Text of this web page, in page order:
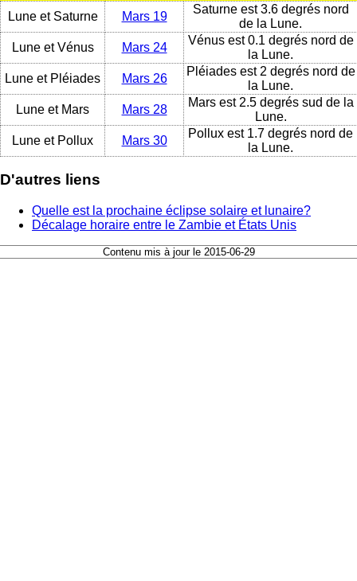
Lune et Saturne
Mars 19
Saturne est 3.6 degrés nord
de la Lune.
Lune et Vénus
Mars 24
Vénus est 0.1 degrés nord de
la Lune.
Lune et Pléiades
Mars 26
Pléiades est 2 degrés nord de
la Lune.
Lune et Mars
Mars 28
Mars est 2.5 degrés sud de la
Lune.
Lune et Pollux
Mars 30
Pollux est 1.7 degrés nord de
la Lune.
D'autres liens
Quelle est la prochaine éclipse solaire et lunaire?
Décalage horaire entre le Zambie et États Unis
Contenu mis à jour le 2015-06-29